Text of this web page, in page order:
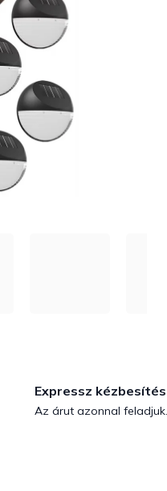
Expressz kézbesítés
Az árut azonnal feladjuk.